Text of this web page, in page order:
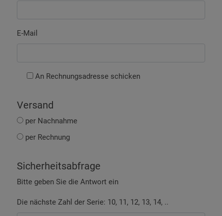
E-Mail
An Rechnungsadresse schicken
Versand
per Nachnahme
per Rechnung
Sicherheitsabfrage
Bitte geben Sie die Antwort ein
Die nächste Zahl der Serie: 10, 11, 12, 13, 14, ..